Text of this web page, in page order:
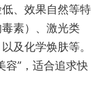
、效果自然等特
素）、激光类
及化学焕肤等。
容”，适合追求快